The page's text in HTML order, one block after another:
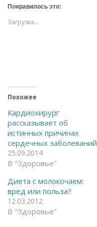
т
е
ч
т
ь
а
F
a
c
e
b
o
o
k
(
т
к
р
ы
в
а
т
е
с
я
в
T
e
l
r
a
(
О
т
р
ы
Понравилось это:
Загрузка...
Похожее
Кардиохирург
рассказывает об
истинных причинах
сердечных заболеваний
25.09.2014
В "Здоровье"
Диета с молокочаем:
вред или польза?
12.03.2012
В "Здоровье"